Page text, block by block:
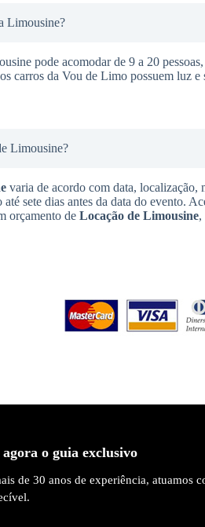
Limousine?
pode acomodar de 9 a 20
carros da Vou de Limo possuem luz
Limousine?
varia de acordo com data, localização,
sete dias antes da data do evento.
orçamento de Locação de Limousine,
o guia exclusivo
de 30 anos de experiência, atuamos